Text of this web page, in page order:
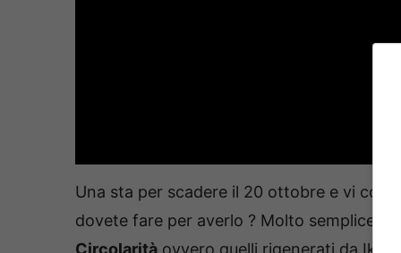
Una sta per scadere il 20 ottobre e vi
dovete fare per averlo ? Molto semplice,
Circolarità ovvero quelli rigenerati da Ikea